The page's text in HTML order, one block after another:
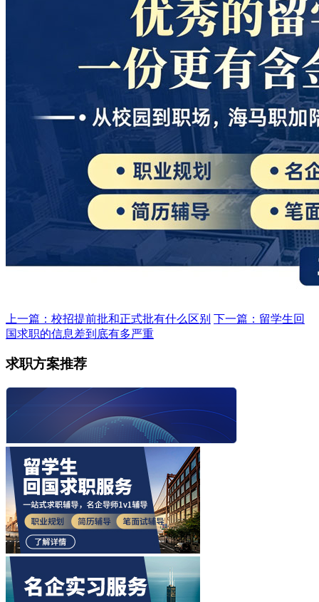
上一篇：校招提前批和正式批有什么区别 下一篇：留学生回
国求职的信息差到底有多严重
求职方案推荐